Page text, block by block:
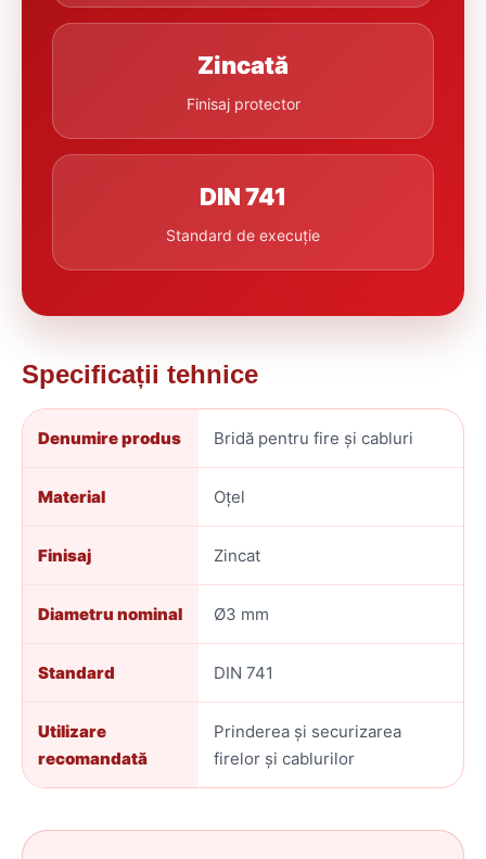
Zincată
Finisaj protector
DIN 741
Standard de execuție
Specificații tehnice
Denumire produs Bridă pentru fire și cabluri
Material Oțel
Finisaj Zincat
Diametru nominal Ø3 mm
Standard DIN 741
Utilizare
recomandată
Prinderea și securizarea
firelor și cablurilor